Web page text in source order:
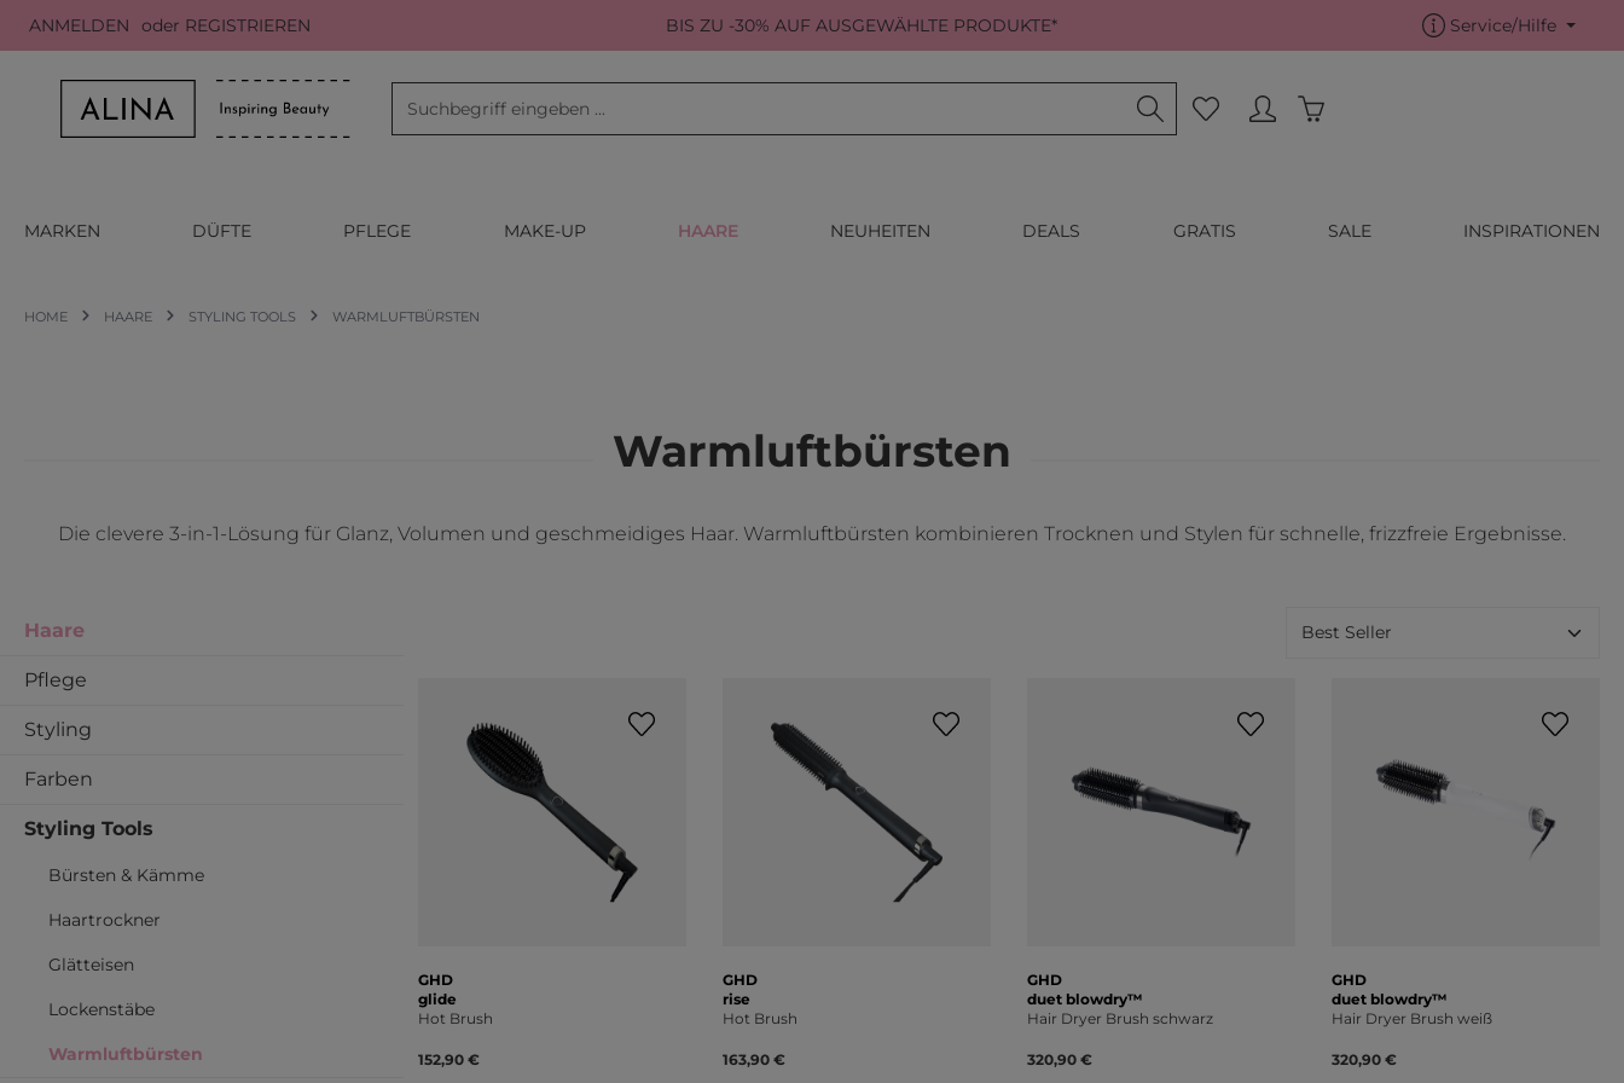
Hauptinhalt springen
Zur Suche springen
Zur Hauptnavigation springen
ANMELDEN oder REGISTRIEREN BIS ZU -30% AUF AUSGEWÄHLTE PRODUKTE* Service/Hilfe
Du hast 0 Produkte auf dem Merkzettel
MARKEN DÜFTE PFLEGE MAKE-UP HAARE NEUHEITEN DEALS GRATIS SALE INSPIRATIONEN
HOME HAARE STYLING TOOLS WARMLUFTBÜRSTEN
Warmluftbürsten
Die clevere 3-in-1-Lösung für Glanz, Volumen und geschmeidiges Haar. Warmluftbürsten kombinieren Trocknen und Stylen für schnelle, frizzfreie Ergebnisse.
Haare
Pflege
Styling
Farben
Styling Tools
Bürsten & Kämme
Haartrockner
Glätteisen
Lockenstäbe
Warmluftbürsten
GHD
glide
Hot Brush
152,90 €
GHD
rise
Hot Brush
163,90 €
GHD
duet blowdry™
Hair Dryer Brush schwarz
320,90 €
GHD
duet blowdry™
Hair Dryer Brush weiß
320,90 €